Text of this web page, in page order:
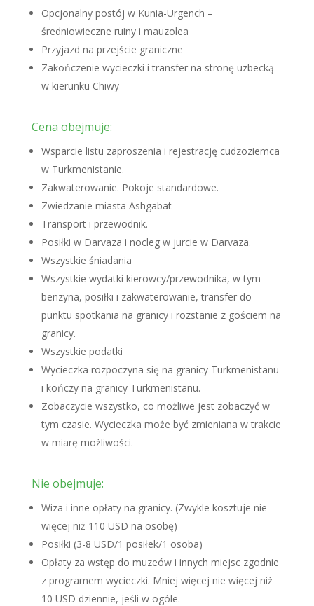
Opcjonalny postój w Kunia-Urgench –
średniowieczne ruiny i mauzolea
Przyjazd na przejście graniczne
Zakończenie wycieczki i transfer na stronę uzbecką
w kierunku Chiwy
Cena obejmuje:
Wsparcie listu zaproszenia i rejestrację cudzoziemca
w Turkmenistanie.
Zakwaterowanie. Pokoje standardowe.
Zwiedzanie miasta Ashgabat
Transport i przewodnik.
Posiłki w Darvaza i nocleg w jurcie w Darvaza.
Wszystkie śniadania
Wszystkie wydatki kierowcy/przewodnika, w tym
benzyna, posiłki i zakwaterowanie, transfer do
punktu spotkania na granicy i rozstanie z gościem na
granicy.
Wszystkie podatki
Wycieczka rozpoczyna się na granicy Turkmenistanu
i kończy na granicy Turkmenistanu.
Zobaczycie wszystko, co możliwe jest zobaczyć w
tym czasie. Wycieczka może być zmieniana w trakcie
w miarę możliwości.
Nie obejmuje:
Wiza i inne opłaty na granicy. (Zwykle kosztuje nie
więcej niż 110 USD na osobę)
Posiłki (3-8 USD/1 posiłek/1 osoba)
Opłaty za wstęp do muzeów i innych miejsc zgodnie
z programem wycieczki. Mniej więcej nie więcej niż
10 USD dziennie, jeśli w ogóle.